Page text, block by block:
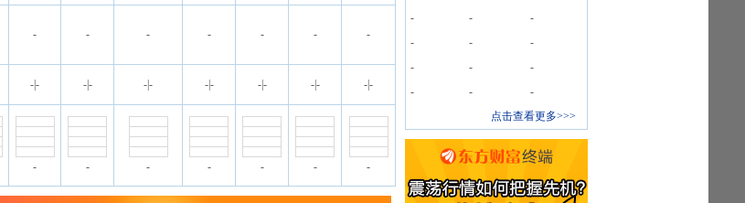
- - - - - - -
-- -|- -- -|- -|- -|- --
- - - - - - -
-
-
-
-
-
-
-
-
-
-
-
-
点击查看更多>>>